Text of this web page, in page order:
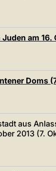
am 16.
Doms
aus
2013 (7.